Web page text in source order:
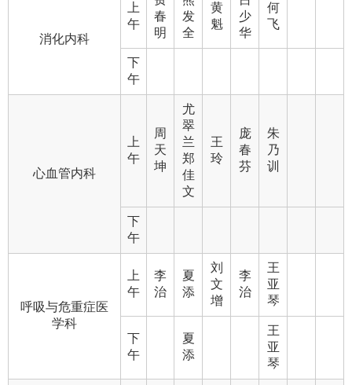
消化内科
上
午
春
明
发
全
黄
魁
少
华
何
飞
下
午
心血管内科
上
午
周
天
坤
尤
翠
兰
郑
佳
文
王
玲
庞
春
芬
朱
乃
训
下
午
呼吸与危重症医
学科
上
午
李
治
夏
添
刘
文
增
李
治
王
亚
琴
下
午
夏
添
王
亚
琴